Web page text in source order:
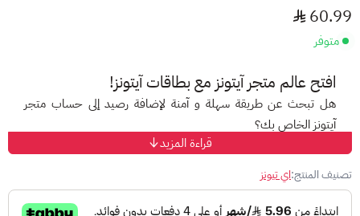
60.99
متوفر
افتح عالم متجر آيتونز مع بطاقات آيتونز!
هل تبحث عن طريقة سهلة و آمنة لإضافة رصيد إلى حساب متجر
آيتونز الخاص بك؟
مع بطاقات آيتونز المسبقة الدفع، ودّع صعوبات الدفع الإلكتروني
واستمتع بتجربة تسوق مميزة على متجر آيتونز!
ما هي بطاقات آيتونز؟
قراءة المزيد
تصنيف المنتج:اي تيونز